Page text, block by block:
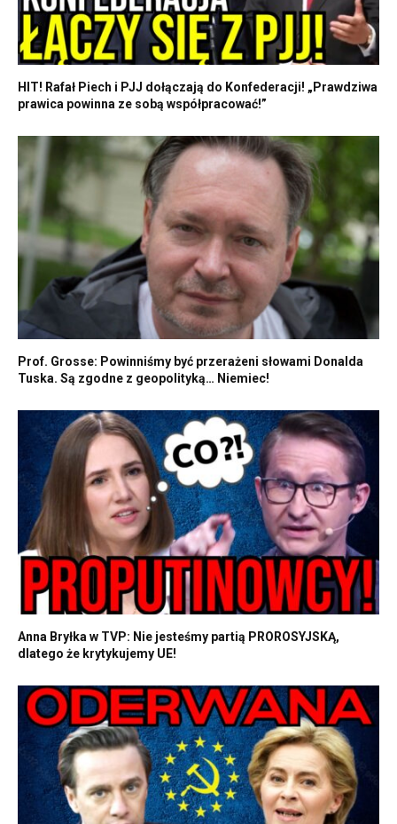
HIT! Rafał Piech i PJJ dołączają do Konfederacji! „Prawdziwa
prawica powinna ze sobą współpracować!”
Prof. Grosse: Powinniśmy być przerażeni słowami Donalda
Tuska. Są zgodne z geopolityką… Niemiec!
Anna Bryłka w TVP: Nie jesteśmy partią PROROSYJSKĄ,
dlatego że krytykujemy UE!